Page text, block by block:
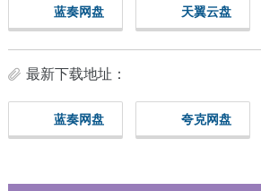
蓝奏网盘 天翼云盘
最新下载地址：
蓝奏网盘 夸克网盘